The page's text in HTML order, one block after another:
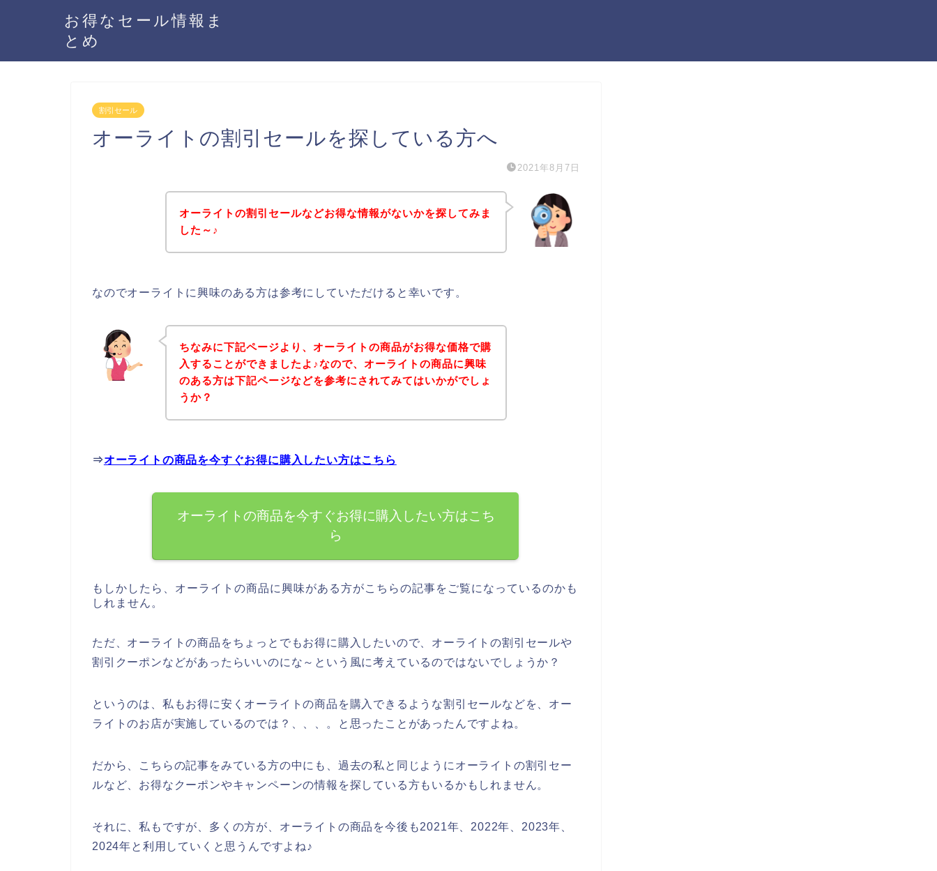
お得なセール情報ま
とめ
割引セール
オーライトの割引セールを探している方へ
2021年8月7日
オーライトの割引セールなどお得な情報がないかを探してみま
した～♪
なのでオーライトに興味のある方は参考にしていただけると幸いです。
ちなみに下記ページより、オーライトの商品がお得な価格で購
入することができましたよ♪なので、オーライトの商品に興味
のある方は下記ページなどを参考にされてみてはいかがでしょ
うか？
⇒オーライトの商品を今すぐお得に購入したい方はこちら
オーライトの商品を今すぐお得に購入したい方はこち
ら
もしかしたら、オーライトの商品に興味がある方がこちらの記事をご覧になっているのかも
しれません。
ただ、オーライトの商品をちょっとでもお得に購入したいので、オーライトの割引セールや
割引クーポンなどがあったらいいのにな～という風に考えているのではないでしょうか？
というのは、私もお得に安くオーライトの商品を購入できるような割引セールなどを、オー
ライトのお店が実施しているのでは？、、、。と思ったことがあったんですよね。
だから、こちらの記事をみている方の中にも、過去の私と同じようにオーライトの割引セー
ルなど、お得なクーポンやキャンペーンの情報を探している方もいるかもしれません。
それに、私もですが、多くの方が、オーライトの商品を今後も2021年、2022年、2023年、
2024年と利用していくと思うんですよね♪